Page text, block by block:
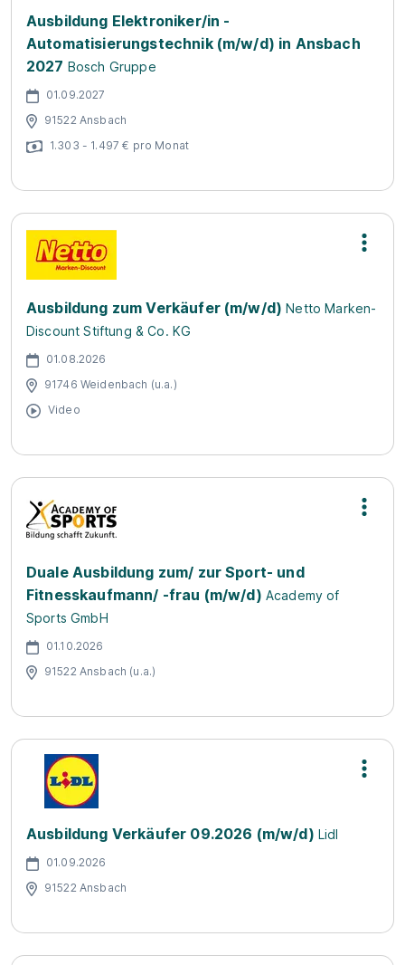
Ausbildung Elektroniker/in -
Automatisierungstechnik (m/w/d) in Ansbach
2027 Bosch Gruppe
01.09.2027
91522 Ansbach
1.303 - 1.497 € pro Monat
Ausbildung zum Verkäufer (m/w/d) Netto Marken-
Discount Stiftung & Co. KG
01.08.2026
91746 Weidenbach (u.a.)
Video
Duale Ausbildung zum/ zur Sport- und
Fitnesskaufmann/ -frau (m/w/d) Academy of
Sports GmbH
01.10.2026
91522 Ansbach (u.a.)
Ausbildung Verkäufer 09.2026 (m/w/d) Lidl
01.09.2026
91522 Ansbach